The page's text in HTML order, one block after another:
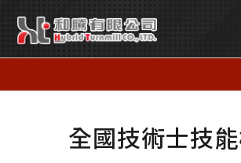
和
全國技術士技